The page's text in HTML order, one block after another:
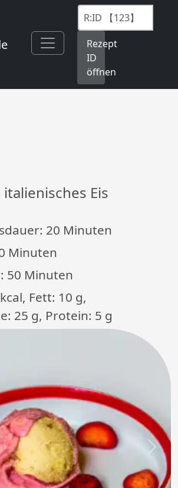
Rezept
ID
öffnen
Eis
20 Minuten
Minuten
50 Minuten
Fett: 10 g,
25 g, Protein: 5 g
Next